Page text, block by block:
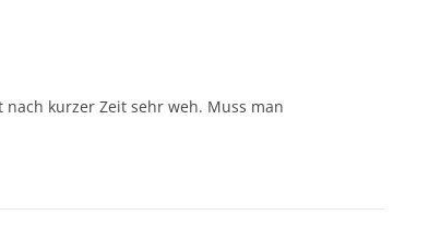
kurzer Zeit sehr weh. Muss man